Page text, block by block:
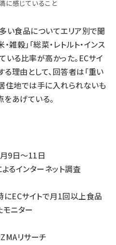
に感じていること
い食品についてエリア別で聞
雑穀」「総菜・レトルト・インス
いる比率が高かった。ECサイ
理由として、回答者は「重い
住地では手に入れられないも
あげている。
9日～11日
るインターネット調査
にECサイトで月1回以上食品
モニター
リサーチ